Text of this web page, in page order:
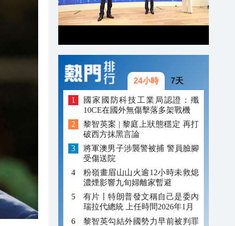
24小時 7天
國家國防科技工業局認證：殲
10CE在國外無傷擊落多架戰機
黎智英案 | 黎庭上狀態穩定 再打
破西方抹黑言論
將軍澳男子涉襲警被捕 警員臉腳
受傷送院
粉嶺畫眉山山火逾12小時未救熄
濃煙影響九旬婦離家暫避
有片丨特朗普發文稱自己是委內
瑞拉代總統 上任時間2026年1月
黎智英勾結外國勢力早前被判罪